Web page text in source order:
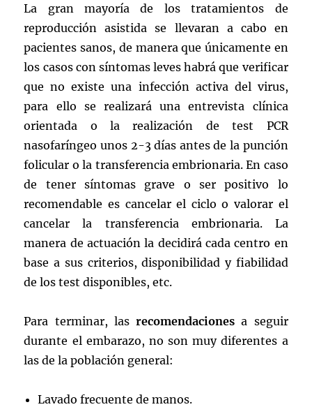
La gran mayoría de los tratamientos de
reproducción asistida se llevaran a cabo en
pacientes sanos, de manera que únicamente en
los casos con síntomas leves habrá que verificar
que no existe una infección activa del virus,
para ello se realizará una entrevista clínica
orientada o la realización de test PCR
nasofaríngeo unos 2-3 días antes de la punción
folicular o la transferencia embrionaria. En caso
de tener síntomas grave o ser positivo lo
recomendable es cancelar el ciclo o valorar el
cancelar la transferencia embrionaria. La
manera de actuación la decidirá cada centro en
base a sus criterios, disponibilidad y fiabilidad
de los test disponibles, etc.
Para terminar, lasrecomendaciones a seguir
durante el embarazo, no son muy diferentes a
las de la población general:
Lavado frecuente de manos.